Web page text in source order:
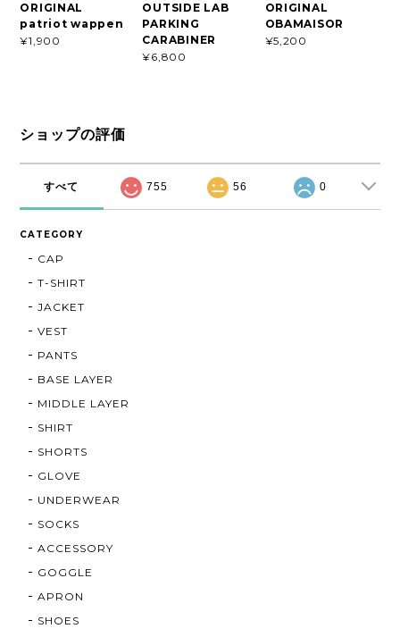
ORIGINAL
patriot wappen
¥1,900
OUTSIDE LAB
PARKING
CARABINER
¥6,800
ORIGINAL
OBAMAISOR
¥5,200
ショップの評価
すべて 755 56 0
CATEGORY
CAP
T-SHIRT
JACKET
VEST
PANTS
BASE LAYER
MIDDLE LAYER
SHIRT
SHORTS
GLOVE
UNDERWEAR
SOCKS
ACCESSORY
GOGGLE
APRON
SHOES